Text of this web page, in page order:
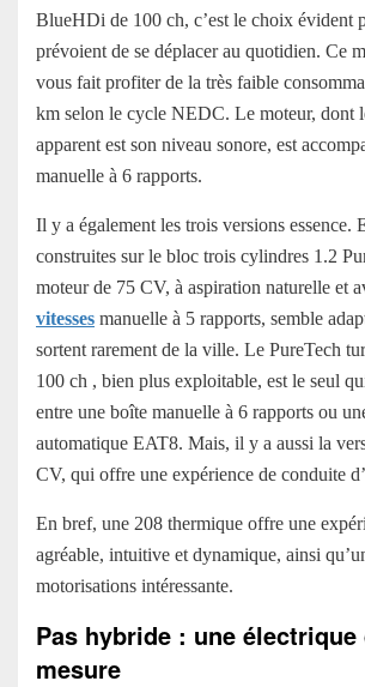
BlueHDi de 100 ch, c’est le choix évident
prévoient de se déplacer au quotidien. Ce
vous fait profiter de la très faible
km selon le cycle NEDC. Le moteur, dont
apparent est son niveau sonore, est
manuelle à 6 rapports.
Il y a également les trois versions essence.
construites sur le bloc trois cylindres 1.2
moteur de 75 CV, à aspiration naturelle et
vitesses manuelle à 5 rapports, semble
sortent rarement de la ville. Le PureTech
100 ch , bien plus exploitable, est le seul
entre une boîte manuelle à 6 rapports ou
automatique EAT8. Mais, il y a aussi la
CV, qui offre une expérience de conduite
En bref, une 208 thermique offre une
agréable, intuitive et dynamique, ainsi
motorisations intéressante.
Pas hybride : une électrique
mesure